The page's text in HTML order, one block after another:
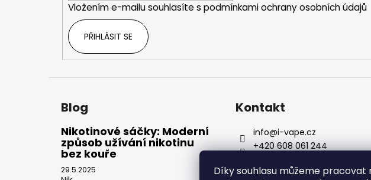
Díky souhlasu můžeme pracovat
Vložením e-mailu souhlasíte s podmínkami ochrany osobních údajů
PŘIHLÁSIT SE
Blog
Nikotinové sáčky: Moderní
způsob užívání nikotinu
bez kouře
29.5.2025
Kontakt
info@i-vape.cz
+420 608 061 244